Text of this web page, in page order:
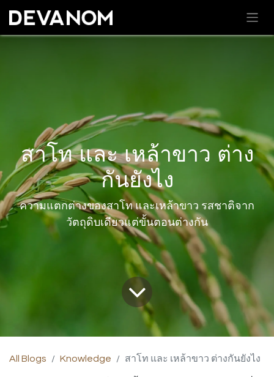
สาโท และ เหล้าขาว ต่าง
กันยังไง
ความแตกต่างของสาโท และเหล้าขาว รสชาติจาก
วัตถุดิบเดียวแต่ขั้นตอนต่างกัน
All Blogs Knowledge สาโท และ เหล้าขาว ต่างกันยังไง